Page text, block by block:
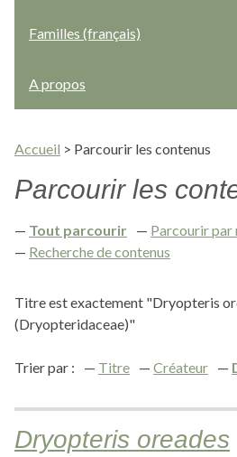
Familles (français)
A propos
Accueil > Parcourir les contenus
Parcourir les
Tout parcourir
Parcourir
Recherche de contenus
Titre est exactement "Dryopteris
(Dryopteridaceae)"
Trier par : Titre Créateur
Dryopteris oreades